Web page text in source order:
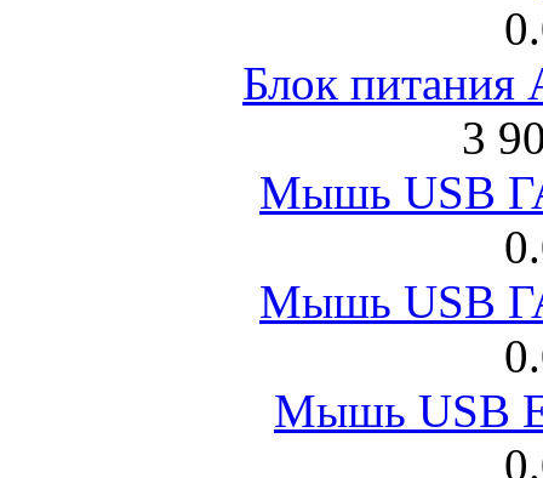
Блок питания
3
Мышь USB
Мышь USB
Мышь USB